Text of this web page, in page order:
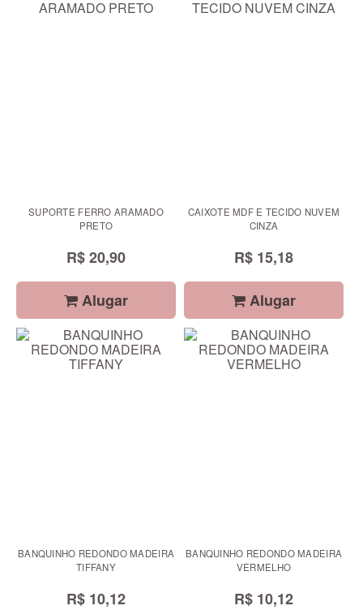
SUPORTE FERRO ARAMADO
PRETO
R$ 20,90
Alugar
CAIXOTE MDF E TECIDO NUVEM
CINZA
R$ 15,18
Alugar
BANQUINHO REDONDO MADEIRA
TIFFANY
R$ 10,12
BANQUINHO REDONDO MADEIRA
VERMELHO
R$ 10,12